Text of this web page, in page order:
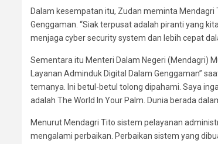
Dalam kesempatan itu, Zudan meminta Mendagri
Genggaman. “Siak terpusat adalah piranti yang
menjaga cyber security system dan lebih cepat
Sementara itu Menteri Dalam Negeri (Mendagri)
Layanan Adminduk Digital Dalam Genggaman”
temanya. Ini betul-betul tolong dipahami. Saya
adalah The World In Your Palm. Dunia berada
Menurut Mendagri Tito sistem pelayanan
mengalami perbaikan. Perbaikan sistem yang